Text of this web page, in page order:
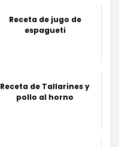
Receta de jugo de
espagueti
Receta de Tallarines y
pollo al horno